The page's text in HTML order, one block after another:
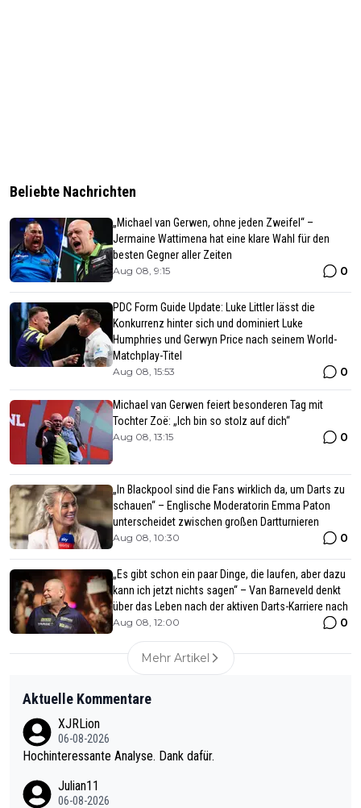
Beliebte Nachrichten
„Michael van Gerwen, ohne jeden Zweifel“ –
Jermaine Wattimena hat eine klare Wahl für den
besten Gegner aller Zeiten
Aug 08, 9:15 0
PDC Form Guide Update: Luke Littler lässt die
Konkurrenz hinter sich und dominiert Luke
Humphries und Gerwyn Price nach seinem World-
Matchplay-Titel
Aug 08, 15:53 0
Michael van Gerwen feiert besonderen Tag mit
Tochter Zoë: „Ich bin so stolz auf dich“
Aug 08, 13:15 0
„In Blackpool sind die Fans wirklich da, um Darts zu
schauen“ – Englische Moderatorin Emma Paton
unterscheidet zwischen großen Dartturnieren
Aug 08, 10:30 0
„Es gibt schon ein paar Dinge, die laufen, aber dazu
kann ich jetzt nichts sagen“ – Van Barneveld denkt
über das Leben nach der aktiven Darts-Karriere nach
Aug 08, 12:00 0
Mehr Artikel
Aktuelle Kommentare
XJRLion
06-08-2026
Hochinteressante Analyse. Dank dafür.
Julian11
06-08-2026